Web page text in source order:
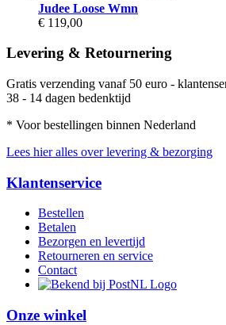
Judee Loose Wmn
€ 119,00
Levering & Retournering
Gratis verzending vanaf 50 euro -
38 - 14 dagen bedenktijd
* Voor bestellingen binnen Nederland
Lees hier alles over levering & bezorging
Klantenservice
Bestellen
Betalen
Bezorgen en levertijd
Retourneren en service
Contact
Onze winkel